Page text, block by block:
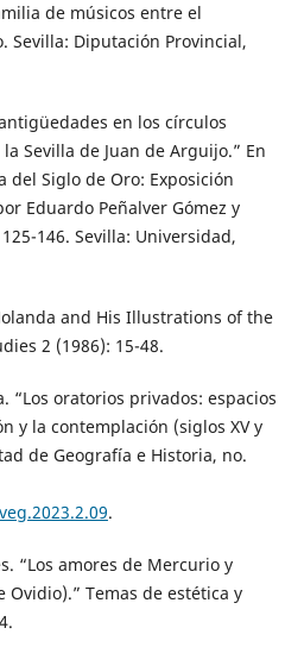
de músicos entre el
Sevilla: Diputación Provincial,
en los círculos
Sevilla de Juan de Arguijo.” En
del Siglo de Oro: Exposición
Eduardo Peñalver Gómez y
146. Sevilla: Universidad,
and His Illustrations of the
2 (1986): 15-48.
“Los oratorios privados: espacios
y la contemplación (siglos XV y
de Geografía e Historia, no.
.
“Los amores de Mercurio y
Ovidio).” Temas de estética y